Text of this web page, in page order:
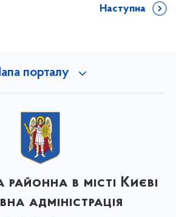
Наступна
порталу
районна в місті Києві
адміністрація